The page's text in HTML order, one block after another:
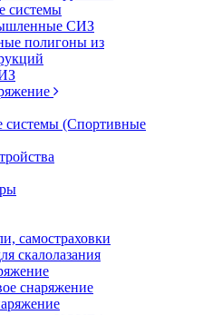
системы
СИЗ
полигоны из
системы (Спортивные
самостраховки
скалолазания
снаряжение